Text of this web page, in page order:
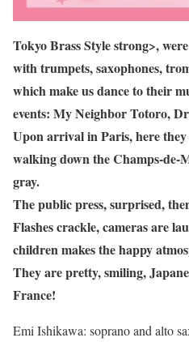
Tokyo Brass Style strong>,
with trumpets, saxophones,
which make us dance to their
events: My Neighbor Totoro,
Upon arrival in Paris, here
walking down the Champs-de-
gray.
The public press, surprised,
Flashes crackle, cameras are
children makes the happy
They are pretty, smiling,
France!
Emi Ishikawa: soprano and alto